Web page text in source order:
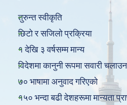
तुरुन्त स्वीकृति
छिटो र सजिलो प्रक्रिया
१ देखि ३ वर्षसम्म मान्य
विदेशमा कानुनी रूपमा सवारी
७० भाषामा अनुवाद गरिएको
१५० भन्दा बढी देशहरूमा मान्यता